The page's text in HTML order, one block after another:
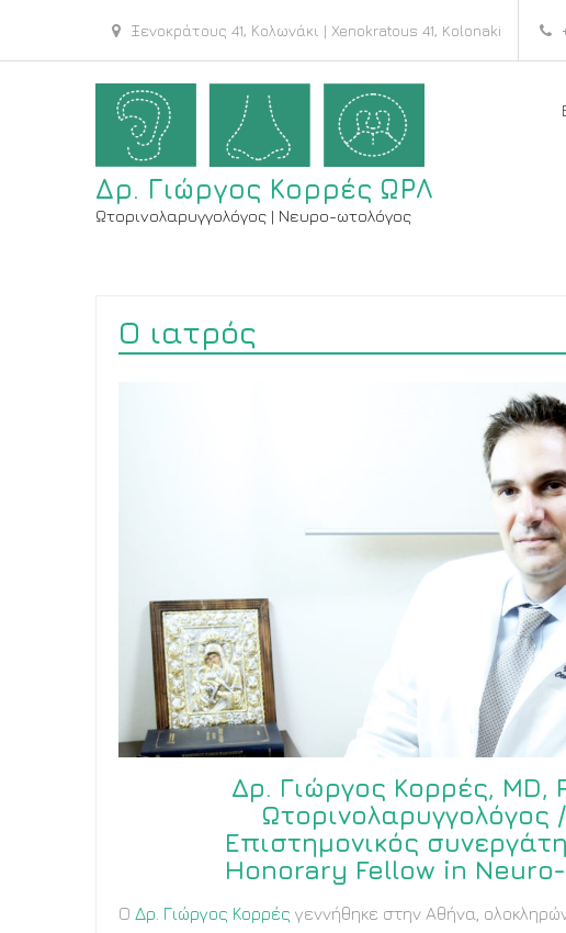
Ξενοκράτους 41, Κολωνάκι | Xenokratous 41, Kolonaki
Δρ. Γιώργος Κορρές ΩΡΛ
Ωτορινολαρυγγολόγος | Νευρο-ωτολόγος
Ο ιατρός
Δρ. Γιώργος Κορρές, MD,
Επιστημονικός
Honorary Fellow in Neuro-
Ο Δρ. Γιώργος Κορρές γεννήθηκε στην Αθήνα,